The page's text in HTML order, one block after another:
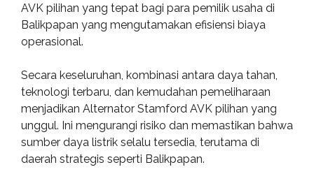
AVK pilihan yang tepat bagi para pemilik usaha di
Balikpapan yang mengutamakan efisiensi biaya
operasional.
Secara keseluruhan, kombinasi antara daya tahan,
teknologi terbaru, dan kemudahan pemeliharaan
menjadikan Alternator Stamford AVK pilihan yang
unggul. Ini mengurangi risiko dan memastikan bahwa
sumber daya listrik selalu tersedia, terutama di
daerah strategis seperti Balikpapan.